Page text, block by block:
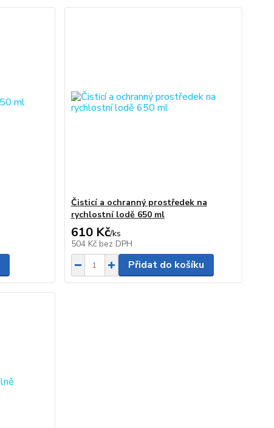
Čisticí a ochranný prostředek na
rychlostní lodě 650 ml
610 Kč/ks
504 Kč bez DPH
Přidat do košíku